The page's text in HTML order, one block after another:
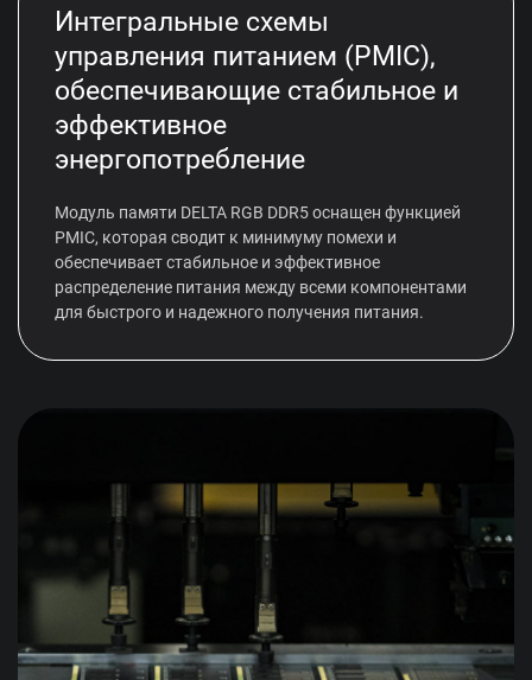
Интегральные схемы
управления питанием (PMIC),
обеспечивающие стабильное и
эффективное
энергопотребление
Модуль памяти DELTA RGB DDR5 оснащен функцией
PMIC, которая сводит к минимуму помехи и
обеспечивает стабильное и эффективное
распределение питания между всеми компонентами
для быстрого и надежного получения питания.